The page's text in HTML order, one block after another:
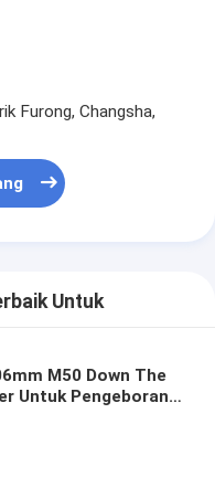
Furong, Changsha,
Untuk
M50 Down The
Untuk Pengeboran